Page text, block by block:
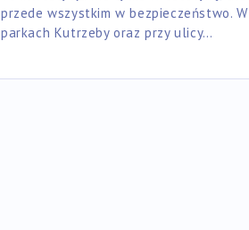
przede wszystkim w bezpieczeństwo. W
parkach Kutrzeby oraz przy ulicy…